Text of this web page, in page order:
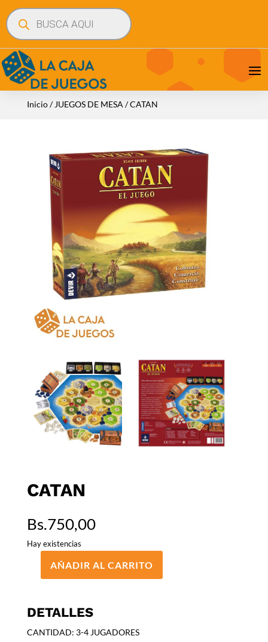
Búsqueda
de
productos
Inicio/ JUEGOS DE MESA / CATAN
CATAN
Bs.750,00
Hay existencias
CATAN
AÑADIR AL CARRITO
DETALLES
CANTIDAD: 3-4 JUGADORES